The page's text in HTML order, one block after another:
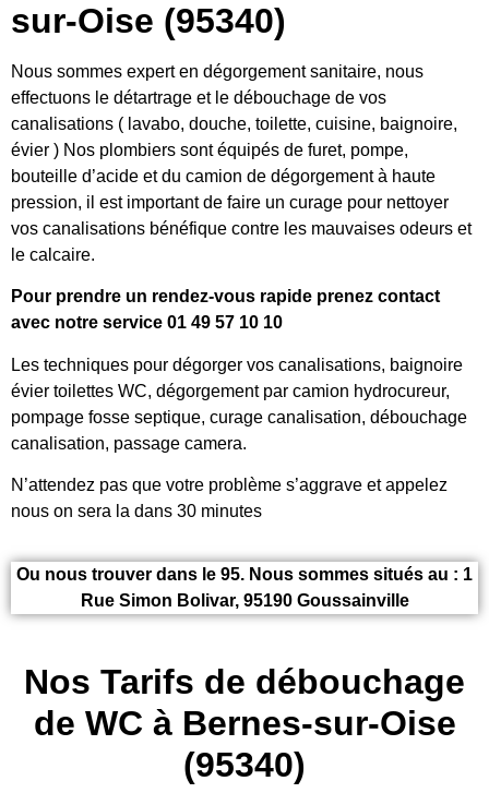
sur-Oise (95340)
Nous sommes expert en dégorgement sanitaire, nous
effectuons le détartrage et le débouchage de vos
canalisations ( lavabo, douche, toilette, cuisine, baignoire,
évier ) Nos plombiers sont équipés de furet, pompe,
bouteille d’acide et du camion de dégorgement à haute
pression, il est important de faire un curage pour nettoyer
vos canalisations bénéfique contre les mauvaises odeurs et
le calcaire.
Pour prendre un rendez-vous rapide prenez contact
avec notre service 01 49 57 10 10
Les techniques pour dégorger vos canalisations, baignoire
évier toilettes WC, dégorgement par camion hydrocureur,
pompage fosse septique, curage canalisation, débouchage
canalisation, passage camera.
N’attendez pas que votre problème s’aggrave et appelez
nous on sera la dans 30 minutes
Ou nous trouver dans le 95. Nous sommes situés au : 1
Rue Simon Bolivar, 95190 Goussainville
Nos Tarifs de débouchage
de WC à Bernes-sur-Oise
(95340)